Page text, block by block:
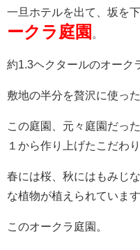
一旦ホテルを出て、坂を
ークラ庭園
約1.3ヘクタールのオーク
敷地の半分を贅沢に使った
この庭園、元々庭園だっ
１から作り上げたこだわり
春には桜、秋にはもみじ
な植物が植えられています
このオークラ庭園。